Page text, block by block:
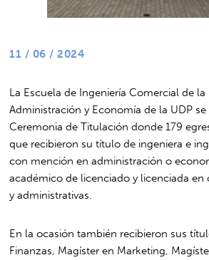
11 / 06 / 2024
La Escuela de Ingeniería Comercial de
Administración y Economía de la UDP se
Ceremonia de Titulación donde 179
que recibieron su título de ingeniera e
con mención en administración o
académico de licenciado y licenciada en
y administrativas.
En la ocasión también recibieron sus
Finanzas, Magíster en Marketing,